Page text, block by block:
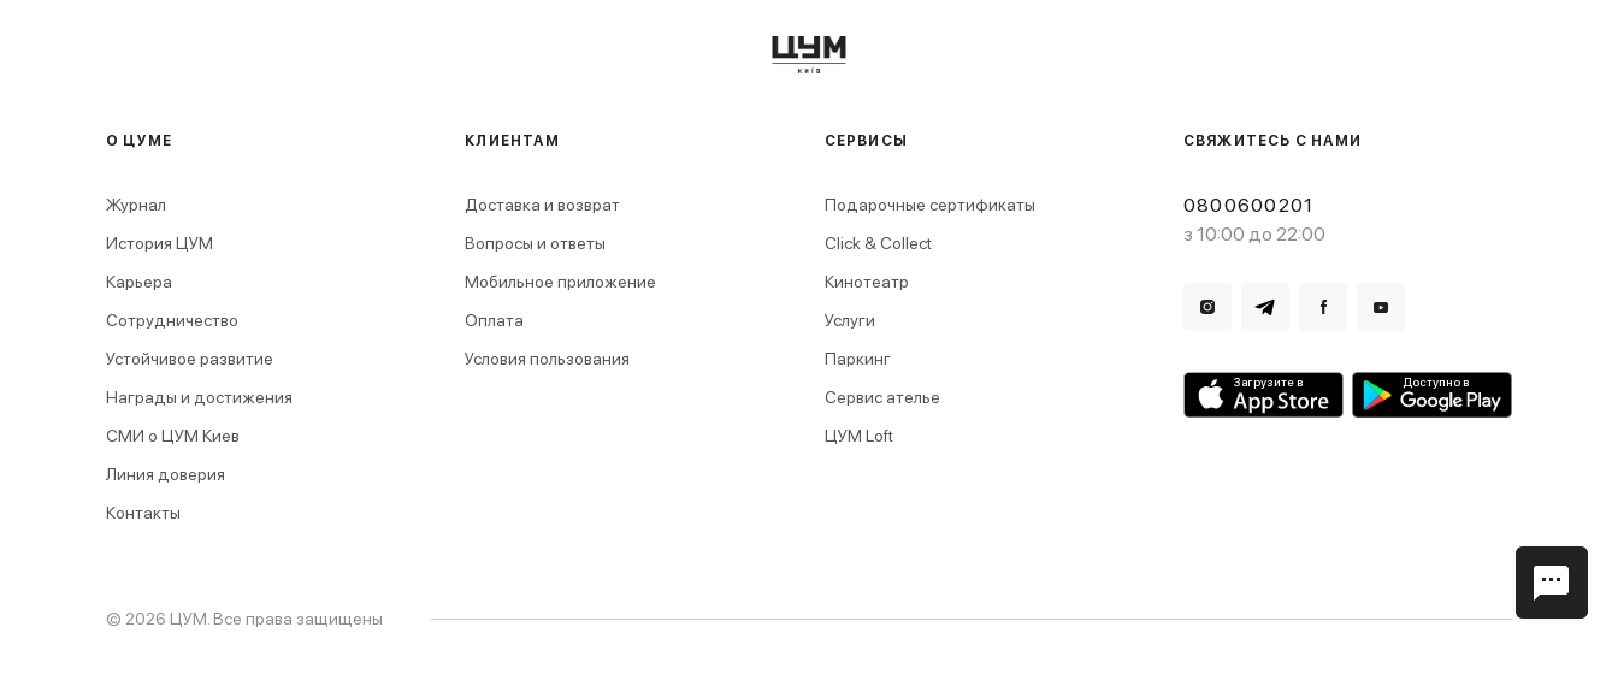
СВЯЖИТЕСЬ С НАМИ
0800600201
з 10:00 до 22:00
Загрузите в Доступно в
О ЦУМЕ
Журнал
История ЦУМ
Карьера
Сотрудничество
Устойчивое развитие
Награды и достижения
СМИ о ЦУМ Киев
Линия доверия
Контакты
КЛИЕНТАМ
Доставка и возврат
Вопросы и ответы
Мобильное приложение
Оплата
Условия пользования
СЕРВИСЫ
Подарочные сертификаты
Click & Collect
Кинотеатр
Услуги
Паркинг
Сервис ателье
ЦУМ Loft
© 2026 ЦУМ. Все права защищены